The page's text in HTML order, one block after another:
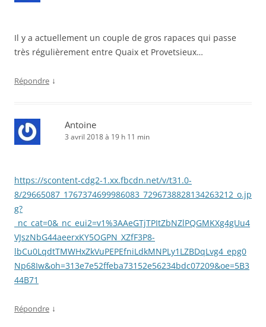
Il y a actuellement un couple de gros rapaces qui passe
très régulièrement entre Quaix et Provetsieux…
Répondre ↓
Antoine
3 avril 2018 à 19 h 11 min
https://scontent-cdg2-1.xx.fbcdn.net/v/t31.0-
8/29665087_1767374699986083_7296738828134263212_o.jp
g?
_nc_cat=0&_nc_eui2=v1%3AAeGTjTPItZbNZlPQGMKXg4gUu4
VJszNbG44aeerxKY5OGPN_XZfF3P8-
lbCu0LqdtTMWHxZkVuPEPEfniLdkMNPLy1LZBDqLvg4_epg0
Np68Iw&oh=313e7e52ffeba73152e56234bdc07209&oe=5B3
44B71
Répondre ↓